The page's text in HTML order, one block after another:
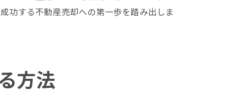
功する不動産売却への第一歩を踏み出しま
方法